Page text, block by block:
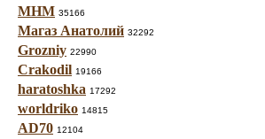
МНМ 35166
Магаз Анатолий 32292
Grozniy 22990
Crakodil 19166
haratoshka 17292
worldriko 14815
AD70 12104